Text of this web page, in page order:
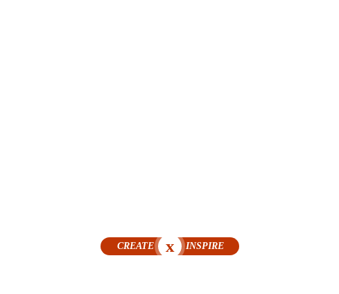
CREATE INSPIRE
x